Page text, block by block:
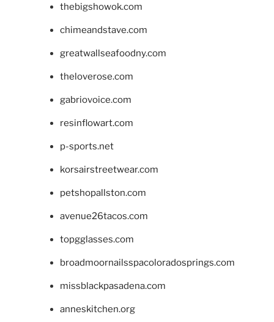
thebigshowok.com
chimeandstave.com
greatwallseafoodny.com
theloverose.com
gabriovoice.com
resinflowart.com
p-sports.net
korsairstreetwear.com
petshopallston.com
avenue26tacos.com
topgglasses.com
broadmoornailsspacoloradosprings.com
missblackpasadena.com
anneskitchen.org